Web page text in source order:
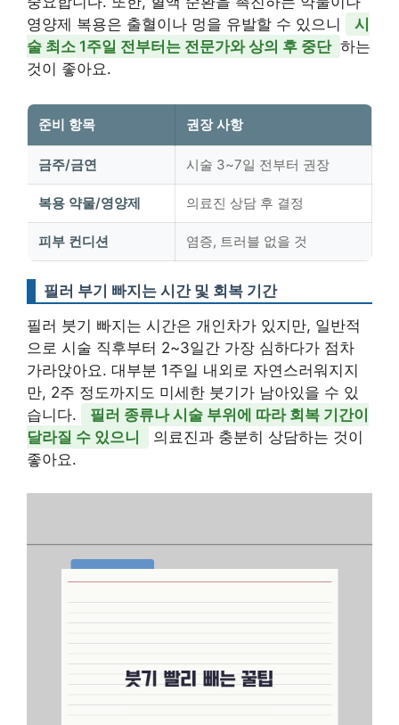
영양제 복용은 출혈이나 멍을 유발할 수 있으니
시
술 최소 1주일 전부터는 전문가와 상의 후 중단 하는
것이 좋아요.
준비 항목 권장 사항
금주/금연 시술 3~7일 전부터 권장
복용 약물/영양제 의료진 상담 후 결정
피부 컨디션 염증, 트러블 없을 것
필러 부기 빠지는 시간 및 회복 기간
필러 붓기 빠지는 시간은 개인차가 있지만, 일반적
으로 시술 직후부터 2~3일간 가장 심하다가 점차
가라앉아요. 대부분 1주일 내외로 자연스러워지지
만, 2주 정도까지도 미세한 붓기가 남아있을 수 있
습니다.
필러 종류나 시술 부위에 따라 회복 기간이
달라질 수 있으니
의료진과 충분히 상담하는 것이
좋아요.